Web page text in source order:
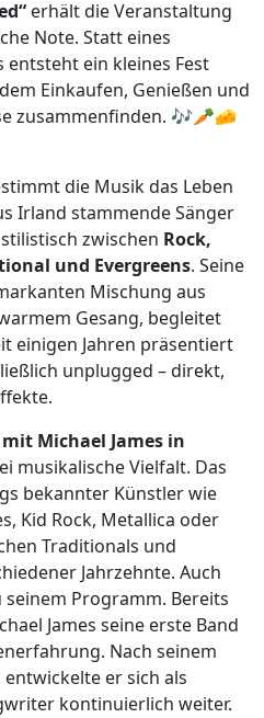
erhält die Veranstaltung
Note. Statt eines
ein kleines Fest
Einkaufen, Genießen und
zusammenfinden. 🎶🥕🧀
die Musik das Leben
Irland stammende Sänger
zwischen Rock,
und Evergreens. Seine
Mischung aus
Gesang, begleitet
einigen Jahren präsentiert
unplugged – direkt,
Michael James in
musikalische Vielfalt. Das
bekannter Künstler wie
Kid Rock, Metallica oder
Traditionals und
Jahrzehnte. Auch
Programm. Bereits
James seine erste Band
Nach seinem
er sich als
kontinuierlich weiter.